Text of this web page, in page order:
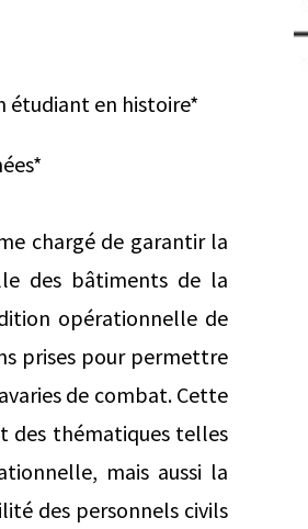
étudiant en histoire*
chargé de garantir la
des bâtiments de la
opérationnelle de
prises pour permettre
de combat. Cette
des thématiques telles
mais aussi la
des personnels civils